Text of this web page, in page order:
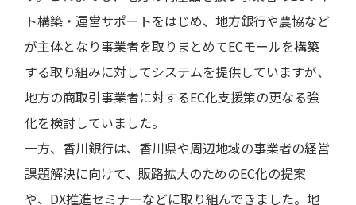
ト構築・運営サポートをはじめ、地方銀行や農協など
が主体となり事業者を取りまとめてECモールを構築
する取り組みに対してシステムを提供していますが、
地方の商取引事業者に対するEC化支援策の更なる強
化を検討していました。
一方、香川銀行は、香川県や周辺地域の事業者の経営
課題解決に向けて、販路拡大のためのEC化の提案
や、DX推進セミナーなどに取り組んできました。地